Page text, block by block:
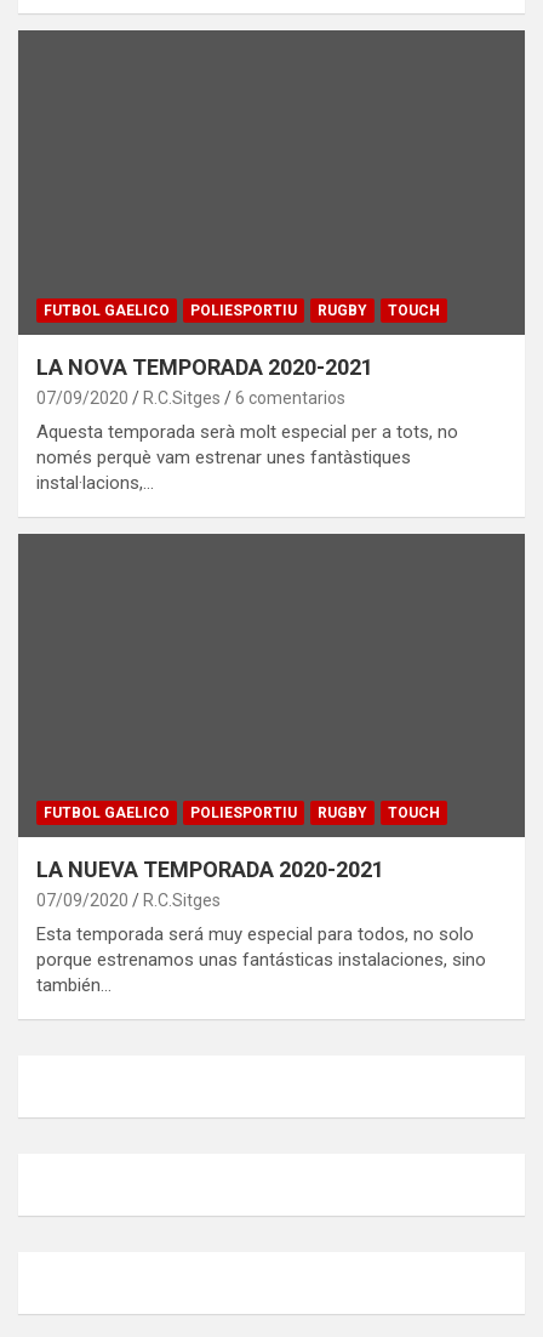
FUTBOL GAELICO POLIESPORTIU RUGBY TOUCH
LA NOVA TEMPORADA 2020-2021
07/09/2020 R.C.Sitges 6 comentarios
Aquesta temporada serà molt especial per a tots, no
només perquè vam estrenar unes fantàstiques
instal·lacions,…
FUTBOL GAELICO POLIESPORTIU RUGBY TOUCH
LA NUEVA TEMPORADA 2020-2021
07/09/2020 R.C.Sitges
Esta temporada será muy especial para todos, no solo
porque estrenamos unas fantásticas instalaciones, sino
también…